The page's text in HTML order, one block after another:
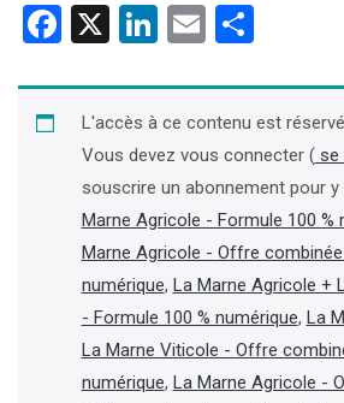
Facebook
X LinkedIn
Email
L'accès à ce contenu est
Vous devez vous connecter (se
souscrire un abonnement pour y
Marne Agricole - Formule 100 %
Marne Agricole - Offre
numérique, La Marne Agricole +
- Formule 100 % numérique, La
La Marne Viticole - Offre
numérique, La Marne Agricole -